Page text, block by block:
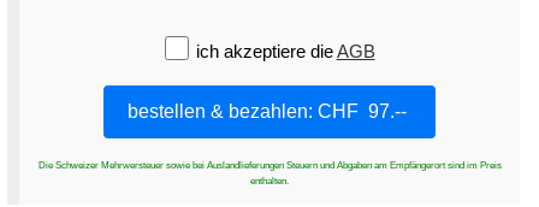
ich akzeptiere dieAGB
Die Schweizer Mehrwersteuer sowie bei Auslandlieferungen Steuern und Abgaben am Empfängerort sind im Preis
enthalten.